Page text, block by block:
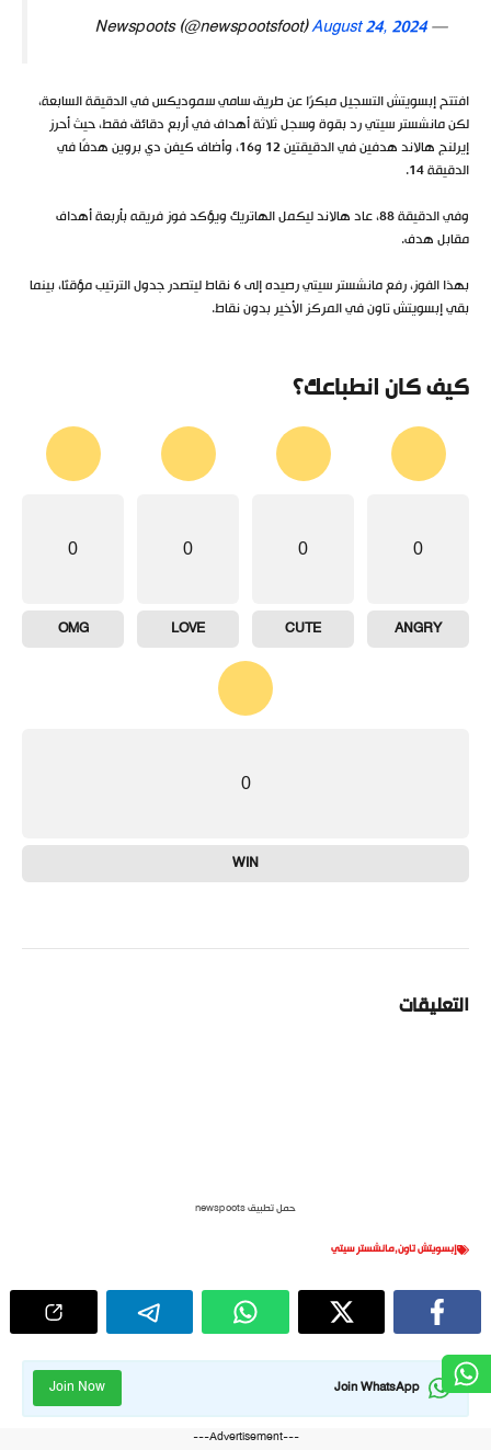
— Newspoots (@newspootsfoot)
August 24, 2024
افتتح إبسويتش التسجيل مبكرًا عن طريق سامي سموديكس في الدقيقة السابعة،
لكن مانشستر سيتي رد بقوة وسجل ثلاثة أهداف في أربع دقائق فقط، حيث أحرز
إيرلنج هالاند هدفين في الدقيقتين 12 و16، وأضاف كيفن دي بروين هدفًا في
الدقيقة 14.
وفي الدقيقة 88، عاد هالاند ليكمل الهاتريك ويؤكد فوز فريقه بأربعة أهداف
مقابل هدف.
بهذا الفوز، رفع مانشستر سيتي رصيده إلى 6 نقاط ليتصدر جدول الترتيب مؤقتًا، بينما
بقي إبسويتش تاون في المركز الأخير بدون نقاط.
كيف كان انطباعك؟
0
ANGRY
0
CUTE
0
LOVE
0
OMG
0
WIN
التعليقات
حمل تطبيق newspoots
إبسويتش تاون,مانشستر سيتي
Join WhatsApp
Join Now
---Advertisement---